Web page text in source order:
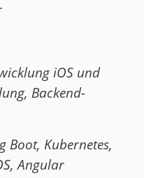
iOS und
Backend-
Boot, Kubernetes,
Angular